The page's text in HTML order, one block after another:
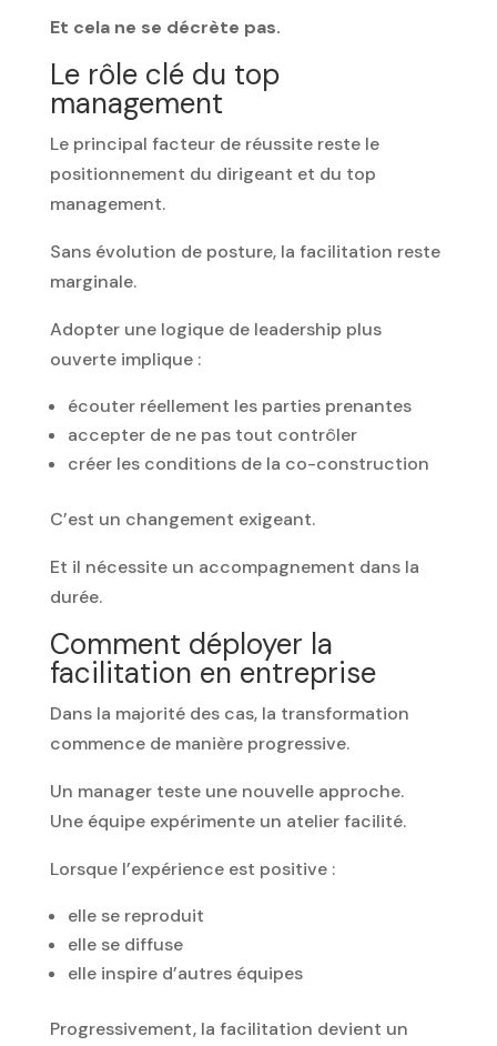
Et cela ne se décrète pas.
Le rôle clé du top
management
Le principal facteur de réussite reste le
positionnement du dirigeant et du top
management.
Sans évolution de posture, la facilitation reste
marginale.
Adopter une logique de leadership plus
ouverte implique :
écouter réellement les parties prenantes
accepter de ne pas tout contrôler
créer les conditions de la co-construction
C’est un changement exigeant.
Et il nécessite un accompagnement dans la
durée.
Comment déployer la
facilitation en entreprise
Dans la majorité des cas, la transformation
commence de manière progressive.
Un manager teste une nouvelle approche.
Une équipe expérimente un atelier facilité.
Lorsque l’expérience est positive :
elle se reproduit
elle se diffuse
elle inspire d’autres équipes
Progressivement, la facilitation devient un